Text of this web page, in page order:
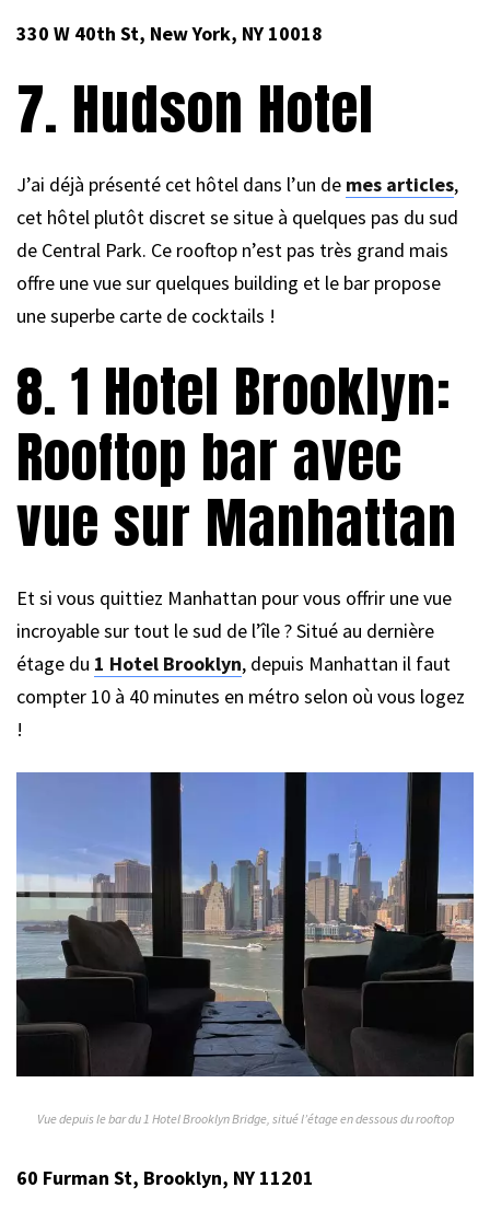
330 W 40th St, New York, NY 10018
7. Hudson Hotel
J’ai déjà présenté cet hôtel dans l’un de mes articles,
cet hôtel plutôt discret se situe à quelques pas du sud
de Central Park. Ce rooftop n’est pas très grand mais
offre une vue sur quelques building et le bar propose
une superbe carte de cocktails !
8. 1 Hotel Brooklyn:
Rooftop bar avec
vue sur Manhattan
Et si vous quittiez Manhattan pour vous offrir une vue
incroyable sur tout le sud de l’île ? Situé au dernière
étage du 1 Hotel Brooklyn, depuis Manhattan il faut
compter 10 à 40 minutes en métro selon où vous logez
!
Vue depuis le bar du 1 Hotel Brooklyn Bridge, situé l’étage en dessous du rooftop
60 Furman St, Brooklyn, NY 11201